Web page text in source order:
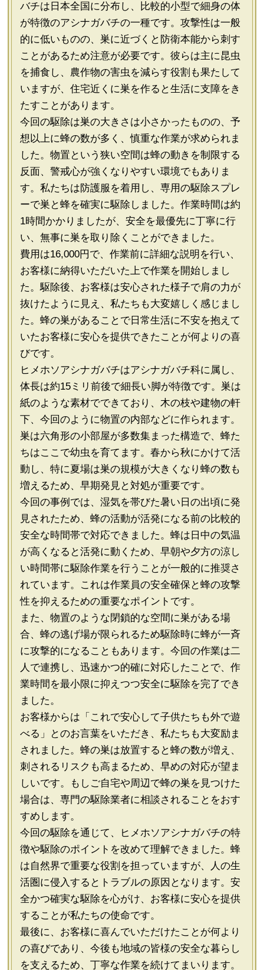
バチは日本全国に分布し、比較的小型で細身の体
が特徴のアシナガバチの一種です。攻撃性は一般
的に低いものの、巣に近づくと防衛本能から刺す
ことがあるため注意が必要です。彼らは主に昆虫
を捕食し、農作物の害虫を減らす役割も果たして
いますが、住宅近くに巣を作ると生活に支障をき
たすことがあります。
今回の駆除は巣の大きさは小さかったものの、予
想以上に蜂の数が多く、慎重な作業が求められま
した。物置という狭い空間は蜂の動きを制限する
反面、警戒心が強くなりやすい環境でもありま
す。私たちは防護服を着用し、専用の駆除スプレ
ーで巣と蜂を確実に駆除しました。作業時間は約
1時間かかりましたが、安全を最優先に丁寧に行
い、無事に巣を取り除くことができました。
費用は16,000円で、作業前に詳細な説明を行い、
お客様に納得いただいた上で作業を開始しまし
た。駆除後、お客様は安心された様子で肩の力が
抜けたように見え、私たちも大変嬉しく感じまし
た。蜂の巣があることで日常生活に不安を抱えて
いたお客様に安心を提供できたことが何よりの喜
びです。
ヒメホソアシナガバチはアシナガバチ科に属し、
体長は約15ミリ前後で細長い脚が特徴です。巣は
紙のような素材でできており、木の枝や建物の軒
下、今回のように物置の内部などに作られます。
巣は六角形の小部屋が多数集まった構造で、蜂た
ちはここで幼虫を育てます。春から秋にかけて活
動し、特に夏場は巣の規模が大きくなり蜂の数も
増えるため、早期発見と対処が重要です。
今回の事例では、湿気を帯びた暑い日の出頃に発
見されたため、蜂の活動が活発になる前の比較的
安全な時間帯で対応できました。蜂は日中の気温
が高くなると活発に動くため、早朝や夕方の涼し
い時間帯に駆除作業を行うことが一般的に推奨さ
れています。これは作業員の安全確保と蜂の攻撃
性を抑えるための重要なポイントです。
また、物置のような閉鎖的な空間に巣がある場
合、蜂の逃げ場が限られるため駆除時に蜂が一斉
に攻撃的になることもあります。今回の作業は二
人で連携し、迅速かつ的確に対応したことで、作
業時間を最小限に抑えつつ安全に駆除を完了でき
ました。
お客様からは「これで安心して子供たちも外で遊
べる」とのお言葉をいただき、私たちも大変励ま
されました。蜂の巣は放置すると蜂の数が増え、
刺されるリスクも高まるため、早めの対応が望ま
しいです。もしご自宅や周辺で蜂の巣を見つけた
場合は、専門の駆除業者に相談されることをおす
すめします。
今回の駆除を通じて、ヒメホソアシナガバチの特
徴や駆除のポイントを改めて理解できました。蜂
は自然界で重要な役割を担っていますが、人の生
活圏に侵入するとトラブルの原因となります。安
全かつ確実な駆除を心がけ、お客様に安心を提供
することが私たちの使命です。
最後に、お客様に喜んでいただけたことが何より
の喜びであり、今後も地域の皆様の安全な暮らし
を支えるため、丁寧な作業を続けてまいります。